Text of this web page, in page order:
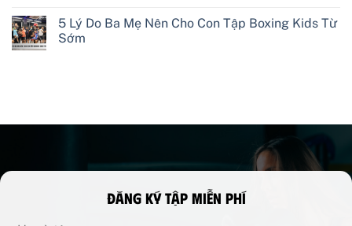
5 Lý Do Ba Mẹ Nên Cho Con Tập Boxing Kids Từ
Sớm
Đăng ký tập miễn phí